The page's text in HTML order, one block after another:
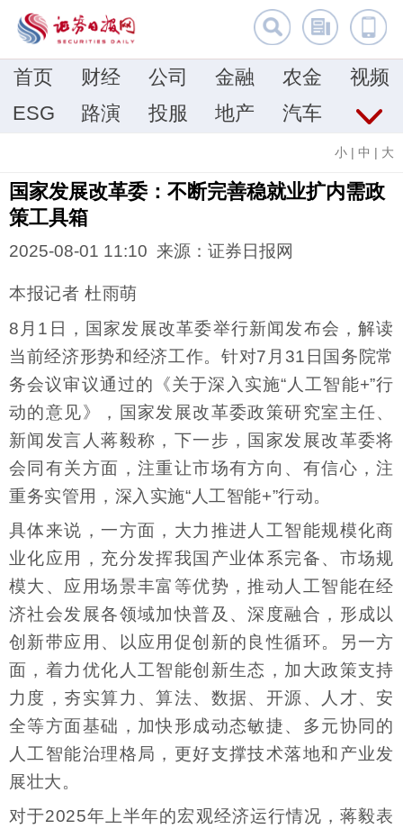
首页 财经 公司 金融 农金
视频
ESG
路演 投服 地产 汽车
小 | 中 | 大
国家发展改革委：不断完善稳就业扩内需政
策工具箱
2025-08-01 11:10 来源：证券日报网
本报记者 杜雨萌
8月1日，国家发展改革委举行新闻发布会，解读
当前经济形势和经济工作。针对7月31日国务院常
务会议审议通过的《关于深入实施“人工智能+”行
动的意见》，国家发展改革委政策研究室主任、
新闻发言人蒋毅称，下一步，国家发展改革委将
会同有关方面，注重让市场有方向、有信心，注
重务实管用，深入实施“人工智能+”行动。
具体来说，一方面，大力推进人工智能规模化商
业化应用，充分发挥我国产业体系完备、市场规
模大、应用场景丰富等优势，推动人工智能在经
济社会发展各领域加快普及、深度融合，形成以
创新带应用、以应用促创新的良性循环。另一方
面，着力优化人工智能创新生态，加大政策支持
力度，夯实算力、算法、数据、开源、人才、安
全等方面基础，加快形成动态敏捷、多元协同的
人工智能治理格局，更好支撑技术落地和产业发
展壮大。
对于2025年上半年的宏观经济运行情况，蒋毅表